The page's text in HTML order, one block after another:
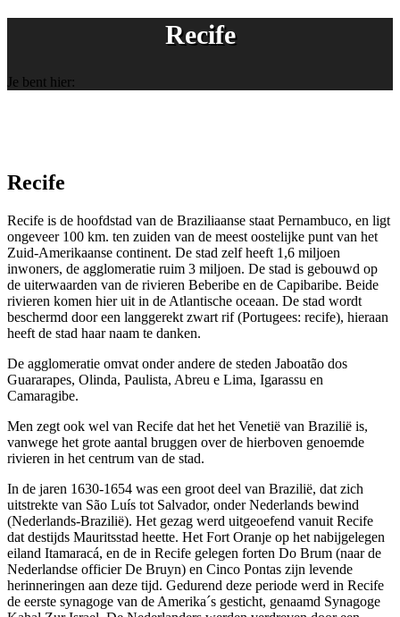
Recife
Je bent hier:
Recife
Recife is de hoofdstad van de Braziliaanse staat Pernambuco, en ligt
ongeveer 100 km. ten zuiden van de meest oostelijke punt van het
Zuid-Amerikaanse continent. De stad zelf heeft 1,6 miljoen
inwoners, de agglomeratie ruim 3 miljoen. De stad is gebouwd op
de uiterwaarden van de rivieren Beberibe en de Capibaribe. Beide
rivieren komen hier uit in de Atlantische oceaan. De stad wordt
beschermd door een langgerekt zwart rif (Portugees: recife), hieraan
heeft de stad haar naam te danken.
De agglomeratie omvat onder andere de steden Jaboatão dos
Guararapes, Olinda, Paulista, Abreu e Lima, Igarassu en
Camaragibe.
Men zegt ook wel van Recife dat het het Venetië van Brazilië is,
vanwege het grote aantal bruggen over de hierboven genoemde
rivieren in het centrum van de stad.
In de jaren 1630-1654 was een groot deel van Brazilië, dat zich
uitstrekte van São Luís tot Salvador, onder Nederlands bewind
(Nederlands-Brazilië). Het gezag werd uitgeoefend vanuit Recife
dat destijds Mauritsstad heette. Het Fort Oranje op het nabijgelegen
eiland Itamaracá, en de in Recife gelegen forten Do Brum (naar de
Nederlandse officier De Bruyn) en Cinco Pontas zijn levende
herinneringen aan deze tijd. Gedurend deze periode werd in Recife
de eerste synagoge van de Amerika´s gesticht, genaamd Synagoge